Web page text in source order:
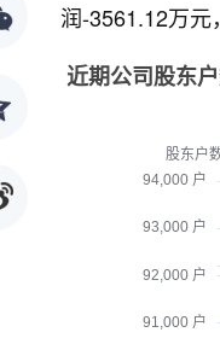
润-3561.12万